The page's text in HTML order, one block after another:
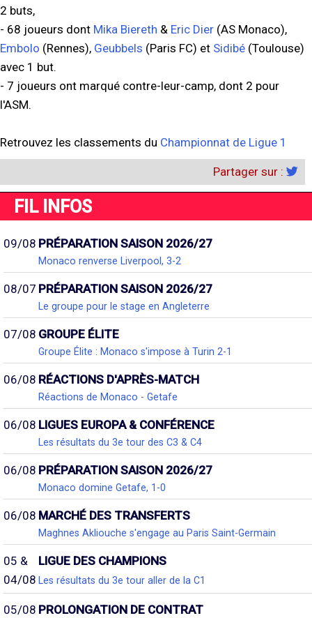
2 buts,
- 68 joueurs dont Mika Biereth & Eric Dier (AS Monaco),
Embolo (Rennes), Geubbels (Paris FC) et Sidibé (Toulouse)
avec 1 but.
- 7 joueurs ont marqué contre-leur-camp, dont 2 pour
l'ASM.
Retrouvez les classements du Championnat de Ligue 1
Partager sur :
FIL INFOS
09/08 PRÉPARATION SAISON 2026/27
Monaco renverse Liverpool, 3-2
08/07 PRÉPARATION SAISON 2026/27
Le groupe pour le stage en Angleterre
07/08 GROUPE ÉLITE
Groupe Élite : Monaco s'impose à Turin 2-1
06/08 RÉACTIONS D'APRÈS-MATCH
Réactions de Monaco - Getafe
06/08 LIGUES EUROPA & CONFÉRENCE
Les résultats du 3e tour des C3 & C4
06/08 PRÉPARATION SAISON 2026/27
Monaco domine Getafe, 1-0
06/08 MARCHÉ DES TRANSFERTS
Maghnes Akliouche s'engage au Paris Saint-Germain
05 &
04/08
LIGUE DES CHAMPIONS
Les résultats du 3e tour aller de la C1
05/08 PROLONGATION DE CONTRAT